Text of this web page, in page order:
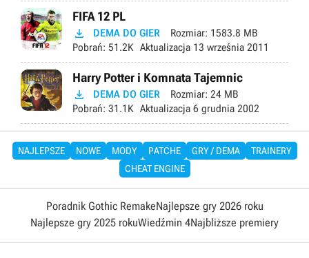
FIFA 12 PL
 DEMA DO GIER Rozmiar: 1583.8 MB
Pobrań: 51.2K Aktualizacja 13 września 2011
Harry Potter i Komnata Tajemnic
 DEMA DO GIER Rozmiar: 24 MB
Pobrań: 31.1K Aktualizacja 6 grudnia 2002
NAJLEPSZE NOWE MODY PATCHE GRY / DEMA
TRAINERY
CHEAT ENGINE
Poradnik Gothic RemakeNajlepsze gry 2026 roku
Najlepsze gry 2025 rokuWiedźmin 4Najbliższe premiery